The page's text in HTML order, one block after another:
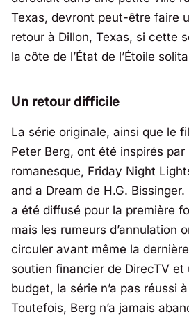
Texas, devront peut-être faire
retour à Dillon, Texas, si cette
la côte de l’État de l’Étoile
Un retour difficile
La série originale, ainsi que le
Peter Berg, ont été inspirés par
romanesque, Friday Night
and a Dream de H.G. Bissinger.
a été diffusé pour la première
mais les rumeurs d’annulation
circuler avant même la
soutien financier de DirecTV et
budget, la série n’a pas réussi
Toutefois, Berg n’a jamais